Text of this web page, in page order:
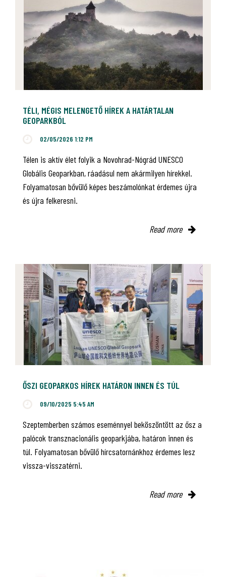
TÉLI, MÉGIS MELENGETŐ HÍREK A HATÁRTALAN
GEOPARKBÓL
02/05/2026 1:12 PM
Télen is aktív élet folyik a Novohrad-Nógrád UNESCO
Globális Geoparkban, ráadásul nem akármilyen hírekkel.
Folyamatosan bővülő képes beszámolónkat érdemes újra
és újra felkeresni.
Read more
ŐSZI GEOPARKOS HÍREK HATÁRON INNEN ÉS TÚL
09/10/2025 5:45 AM
Szeptemberben számos eseménnyel beköszöntött az ősz a
palócok transznacionális geoparkjába, határon innen és
túl. Folyamatosan bővülő hírcsatornánkhoz érdemes lesz
vissza-visszatérni.
Read more